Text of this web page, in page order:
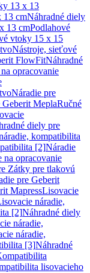
13 x 13
13 cmNáhradné diely
13 cmPodlahové
vtoky 15 x 15
Nástroje, sieťové
FlowFitNáhradné
opracovanie
Náradie pre
MeplaRučné
diely pre
kompatibilita
[2]Náradie
na opracovanie
Zátky pre tlakovú
pre Geberit
MapressLisovacie
náradie,
[2]Náhradné diely
náradie,
náradie,
[3]Náhradné
lisovacieho